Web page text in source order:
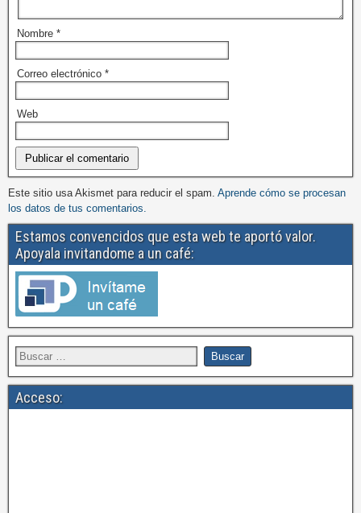
Nombre *
Correo electrónico *
Web
Este sitio usa Akismet para reducir el spam. Aprende cómo se procesan
los datos de tus comentarios.
Estamos convencidos que esta web te aportó valor.
Apoyala invitandome a un café:
Acceso: